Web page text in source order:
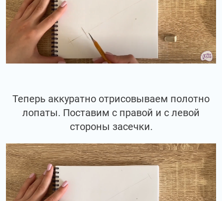
Теперь аккуратно отрисовываем полотно
лопаты. Поставим с правой и с левой
стороны засечки.